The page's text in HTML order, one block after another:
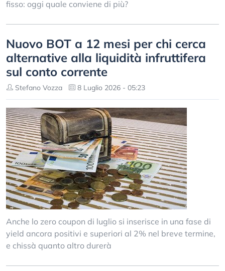
fisso: oggi quale conviene di più?
Nuovo BOT a 12 mesi per chi cerca
alternative alla liquidità infruttifera
sul conto corrente
Stefano Vozza 8 Luglio 2026 - 05:23
Anche lo zero coupon di luglio si inserisce in una fase di
yield ancora positivi e superiori al 2% nel breve termine,
e chissà quanto altro durerà